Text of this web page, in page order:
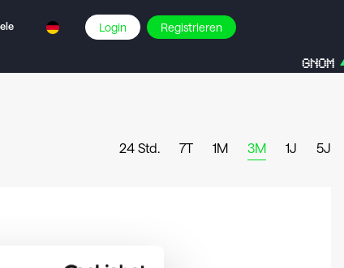
Login Registrieren
GNOM
24 Std. 7T 1M 3M 1J 5J